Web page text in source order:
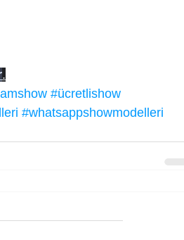
.
#ücretlishow
#whatsappshowmodelleri